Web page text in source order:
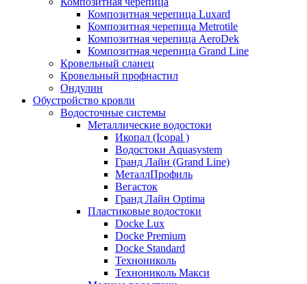
Композитная черепица Luxard
Композитная черепица Metrotile
Композитная черепица AeroDek
Композитная черепица Grand Line
Кровельный сланец
Кровельный профнастил
Ондулин
Обустройство кровли
Водосточные системы
Металлические водостоки
Икопал (Icopal )
Водостоки Aquasystem
Гранд Лайн (Grand Line)
МеталлПрофиль
Вегасток
Гранд Лайн Optima
Пластиковые водостоки
Docke Lux
Docke Premium
Docke Standard
Технониколь
Технониколь Макси